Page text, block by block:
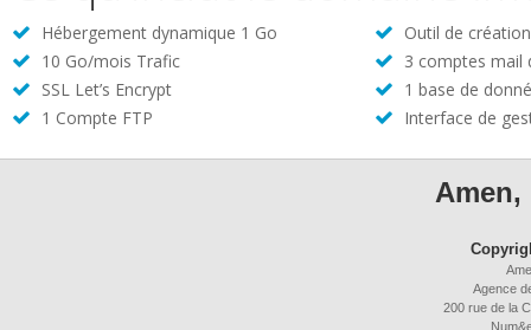
Hébergement dynamique 1 Go
Outil de
10 Go/mois Trafic
3 comptes mail
SSL Let’s Encrypt
1 base de
1 Compte FTP
Interface de
Agence
200 rue de la